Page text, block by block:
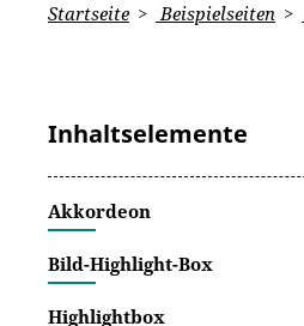
Startseite Beispielseiten
Inhaltselemente
Akkordeon
Bild-Highlight-Box
Highlightbox